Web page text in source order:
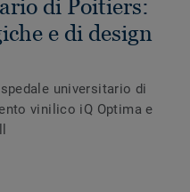
di Poitiers:
e di design
universitario di
vinilico iQ Optima e